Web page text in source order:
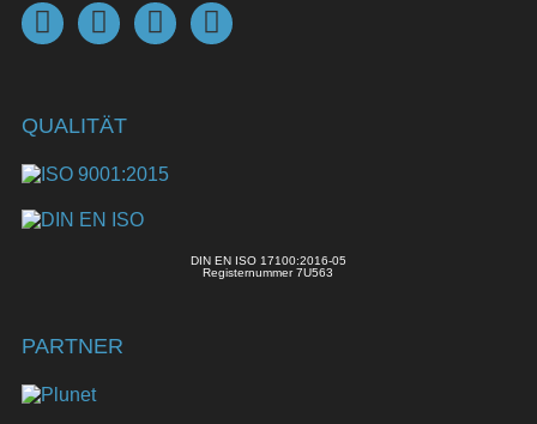
QUALITÄT
DIN EN ISO 17100:2016-05
Registernummer 7U563
PARTNER